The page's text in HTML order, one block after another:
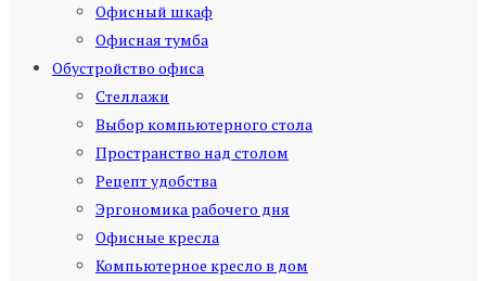
Офисный шкаф
Офисная тумба
Обустройство офиса
Стеллажи
Выбор компьютерного стола
Пространство над столом
Рецепт удобства
Эргономика рабочего дня
Офисные кресла
Компьютерное кресло в дом